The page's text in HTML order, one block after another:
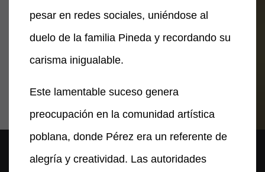
pesar en redes sociales, uniéndose al
duelo de la familia Pineda y recordando su
carisma inigualable.
Este lamentable suceso genera
preocupación en la comunidad artística
poblana, donde Pérez era un referente de
alegría y creatividad. Las autoridades